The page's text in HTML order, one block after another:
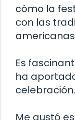
cómo la
con las
Es
ha
celebración.
Me gustó